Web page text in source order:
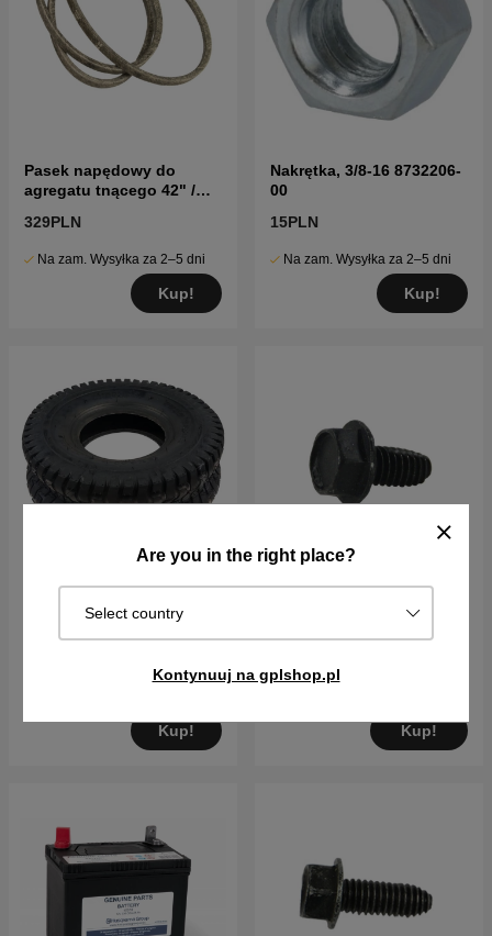
Are you in the right place?
Select country
Kontynuuj na gplshop.pl
Pasek napędowy do
agregatu tnącego 42" /
329PLN
Na zam. Wysyłka za 2–5 dni
Kup!
Nakrętka, 3/8-16 8732206-
00
15PLN
Na zam. Wysyłka za 2–5 dni
Kup!
Opony 15X6-6"
Kup! Kup!